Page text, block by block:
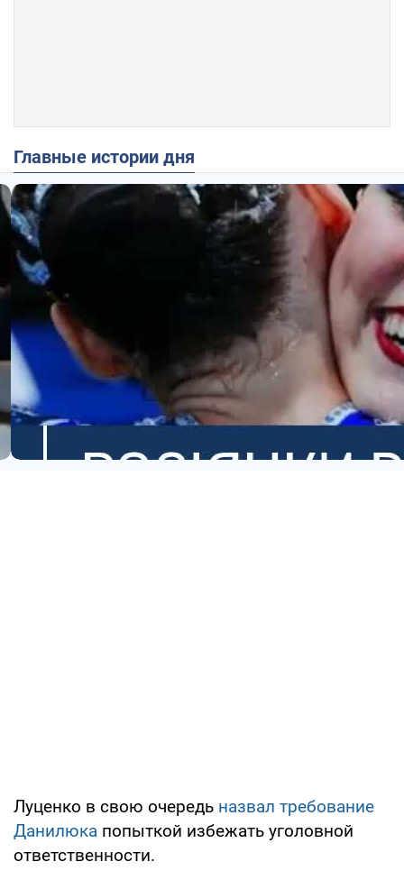
Главные истории дня
Луценко в свою очередь назвал требование
Данилюка попыткой избежать уголовной
ответственности.